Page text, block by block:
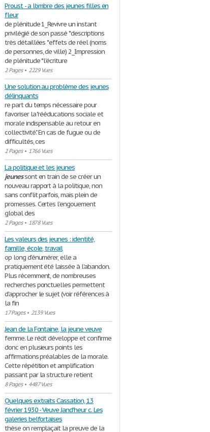
Proust - a l'ombre des jeunes filles en
fleur
de plénitude 1_Revivre un instant
privilégié de son passé *descriptions
très détaillées *effets de réel (noms
de personnes, de ville) 2_Impression
de plénitude *l'écriture
2 Pages• 2229 Vues
Une solution au problème des jeunes
délinquants
re part du temps nécessaire pour
favoriser la "rééducations sociale et
morale indispensable au retour en
collectivité". En cas de fugue ou de
difficultés, ces
2 Pages• 1766 Vues
La politique et les jeunes
jeunessont en train de se créer un
nouveau rapport à la politique, non
sans conflit parfois, mais plein de
promesses. Certes l’engouement
global des
2 Pages• 1878 Vues
Les valeurs des jeunes : identité,
famille, école, travail
op long d’énumérer, elle a
pratiquement été laissée à l’abandon.
Plus récemment, de nombreuses
recherches ponctuelles permettent
d’approcher le sujet (voir références à
la fin
17 Pages• 2139 Vues
Jean de la Fontaine, la jeune veuve
femme. Le récit développe et confirme
donc en plusieurs points les
affirmations préalables de la morale.
Cette répétition et amplification
passant par la structure retient
8 Pages• 4487 Vues
Quelques extraits Cassation, 13
février 1930 - Veuve Jand'heur c. Les
galeries belfortaises
thèse on remplaçait la preuve de la